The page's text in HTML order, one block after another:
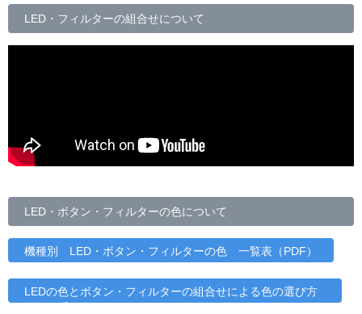
LED・フィルターの組合せについて
LED・ボタン・フィルターの色について
機種別 LED・ボタン・フィルターの色 一覧表（PDF）
LEDの色とボタン・フィルターの組合せによる色の選び方
について